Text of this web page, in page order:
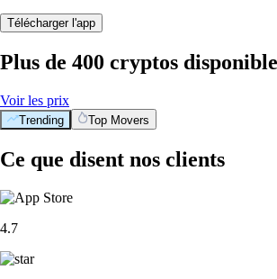
Télécharger l'app
Plus de 400 cryptos
Voir les prix
Trending Top Movers
Ce que disent nos clients
4.7